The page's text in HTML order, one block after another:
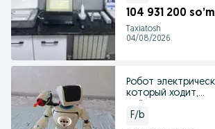
104 931 200 so’m
Taxiatosh
04/08/2026
Робот электрический,
который ходит,
арива
F/b